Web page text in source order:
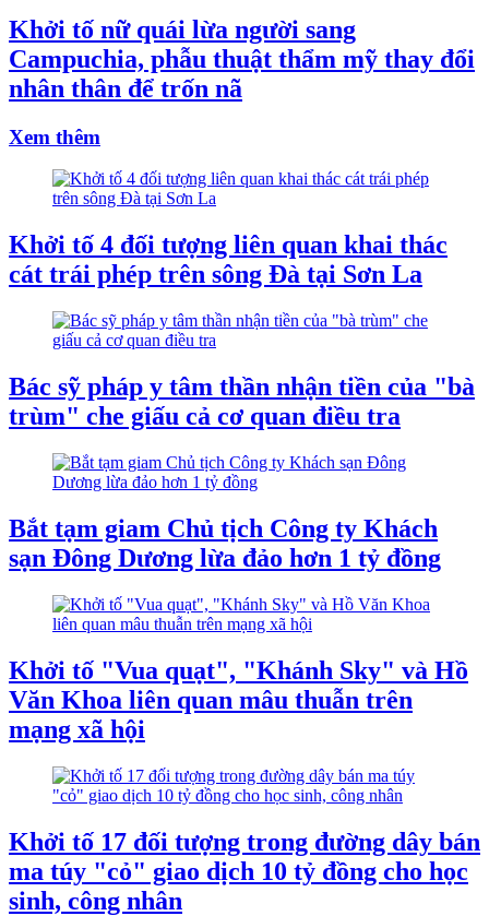
Khởi tố nữ quái lừa người sang
Campuchia, phẫu thuật thẩm mỹ thay đổi
nhân thân để trốn nã
Xem thêm
Khởi tố 4 đối tượng liên quan khai thác
cát trái phép trên sông Đà tại Sơn La
Bác sỹ pháp y tâm thần nhận tiền của "bà
trùm" che giấu cả cơ quan điều tra
Bắt tạm giam Chủ tịch Công ty Khách
sạn Đông Dương lừa đảo hơn 1 tỷ đồng
Khởi tố "Vua quạt", "Khánh Sky" và Hồ
Văn Khoa liên quan mâu thuẫn trên
mạng xã hội
Khởi tố 17 đối tượng trong đường dây bán
ma túy "cỏ" giao dịch 10 tỷ đồng cho học
sinh, công nhân